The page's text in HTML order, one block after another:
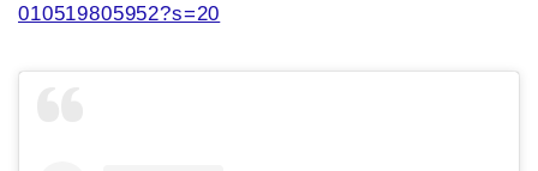
010519805952?s=20